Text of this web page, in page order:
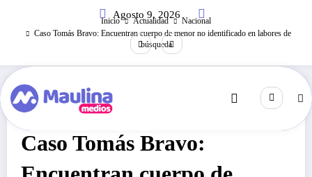
contenido
Agosto 9, 2026
Inicio Actualidad
Nacional
Caso Tomás Bravo: Encuentran cuerpo de menor no identificado en labores de
búsqueda
Nacional Febrero 26, 2021
Caso Tomás Bravo: